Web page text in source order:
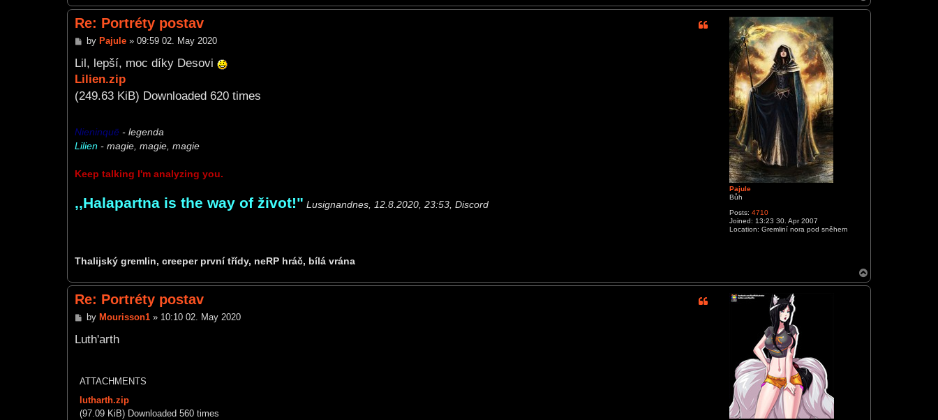
c
k
o
p
Pajule
Bůh
Posts: 4710
Joined: 13:23 30. Apr 2007
Location: Gremliní nora pod sněhem
Re: Portréty postav
P
s
by Pajule» 09:59 02. May 2020
Lil, lepší, moc díky Desovi
Lilien.zip
(249.63 KiB) Downloaded 620 times
Nieninquë - legenda
Lilien - magie, magie, magie
Keep talking I'm analyzing you.
,,Halapartna is the way of život!" Lusignandnes, 12.8.2020, 23:53, Discord
Thalijský gremlin, creeper první třídy, neRP hráč, bílá vrána
o
p
Re: Portréty postav
P
s
by Mourisson1» 10:10 02. May 2020
Luth'arth
ATTACHMENTS
lutharth.zip
(97.09 KiB) Downloaded 560 times